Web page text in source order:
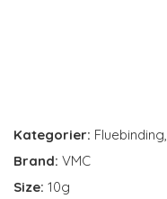
Kategorier: Fluebinding,
Brand: VMC
Size: 10g